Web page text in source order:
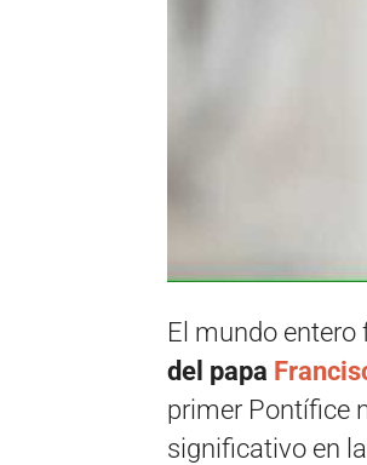
El mundo entero
del papa
primer Pontífice
significativo en